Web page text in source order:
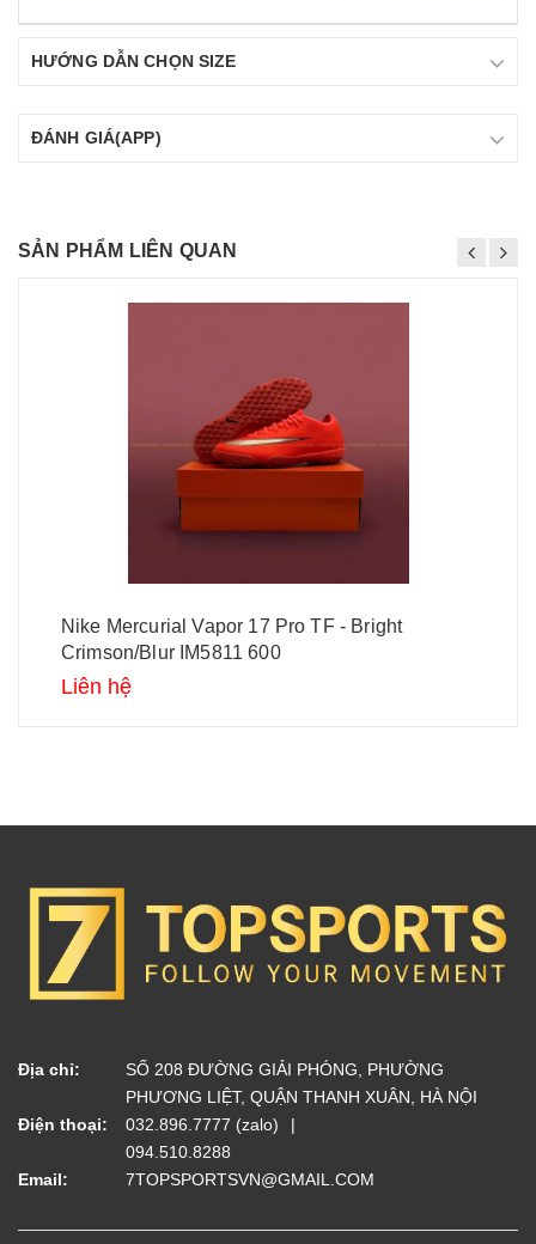
HƯỚNG DẪN CHỌN SIZE
ĐÁNH GIÁ(APP)
SẢN PHẨM LIÊN QUAN
Nike Mercurial Vapor 17 Pro TF - Bright
Crimson/Blur IM5811 600
Liên hệ
Địa chỉ:
SỐ 208 ĐƯỜNG GIẢI PHÓNG, PHƯỜNG
PHƯƠNG LIỆT, QUẬN THANH XUÂN, HÀ NỘI
Điện thoại:
032.896.7777 (zalo)
094.510.8288
Email:
7TOPSPORTSVN@GMAIL.COM